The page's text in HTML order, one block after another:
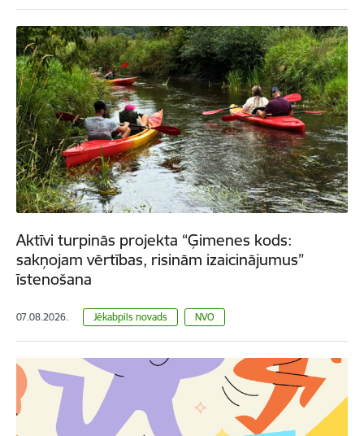
Aktīvi turpinās projekta “Ģimenes kods:
sakņojam vērtības, risinām izaicinājumus”
īstenošana
07.08.2026. Jēkabpils novads NVO